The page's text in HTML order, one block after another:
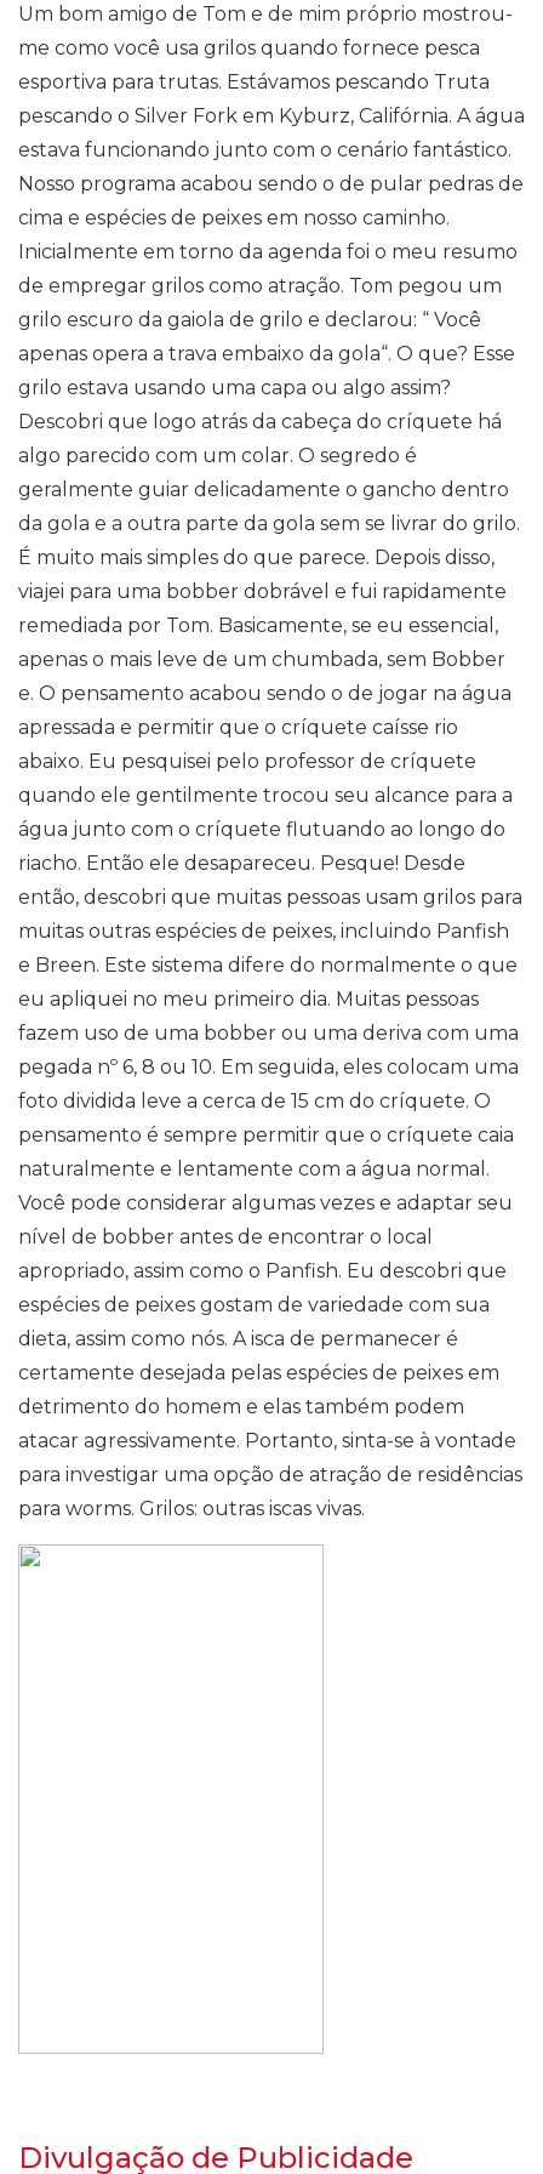
Um bom amigo de Tom e de mim próprio mostrou-
me como você usa grilos quando fornece pesca
esportiva para trutas. Estávamos pescando Truta
pescando o Silver Fork em Kyburz, Califórnia. A água
estava funcionando junto com o cenário fantástico.
Nosso programa acabou sendo o de pular pedras de
cima e espécies de peixes em nosso caminho.
Inicialmente em torno da agenda foi o meu resumo
de empregar grilos como atração. Tom pegou um
grilo escuro da gaiola de grilo e declarou: “ Você
apenas opera a trava embaixo da gola“. O que? Esse
grilo estava usando uma capa ou algo assim?
Descobri que logo atrás da cabeça do críquete há
algo parecido com um colar. O segredo é
geralmente guiar delicadamente o gancho dentro
da gola e a outra parte da gola sem se livrar do grilo.
É muito mais simples do que parece. Depois disso,
viajei para uma bobber dobrável e fui rapidamente
remediada por Tom. Basicamente, se eu essencial,
apenas o mais leve de um chumbada, sem Bobber
e. O pensamento acabou sendo o de jogar na água
apressada e permitir que o críquete caísse rio
abaixo. Eu pesquisei pelo professor de críquete
quando ele gentilmente trocou seu alcance para a
água junto com o críquete flutuando ao longo do
riacho. Então ele desapareceu. Pesque! Desde
então, descobri que muitas pessoas usam grilos para
muitas outras espécies de peixes, incluindo Panfish
e Breen. Este sistema difere do normalmente o que
eu apliquei no meu primeiro dia. Muitas pessoas
fazem uso de uma bobber ou uma deriva com uma
pegada nº 6, 8 ou 10. Em seguida, eles colocam uma
foto dividida leve a cerca de 15 cm do críquete. O
pensamento é sempre permitir que o críquete caia
naturalmente e lentamente com a água normal.
Você pode considerar algumas vezes e adaptar seu
nível de bobber antes de encontrar o local
apropriado, assim como o Panfish. Eu descobri que
espécies de peixes gostam de variedade com sua
dieta, assim como nós. A isca de permanecer é
certamente desejada pelas espécies de peixes em
detrimento do homem e elas também podem
atacar agressivamente. Portanto, sinta-se à vontade
para investigar uma opção de atração de residências
para worms. Grilos: outras iscas vivas.
Divulgação de Publicidade